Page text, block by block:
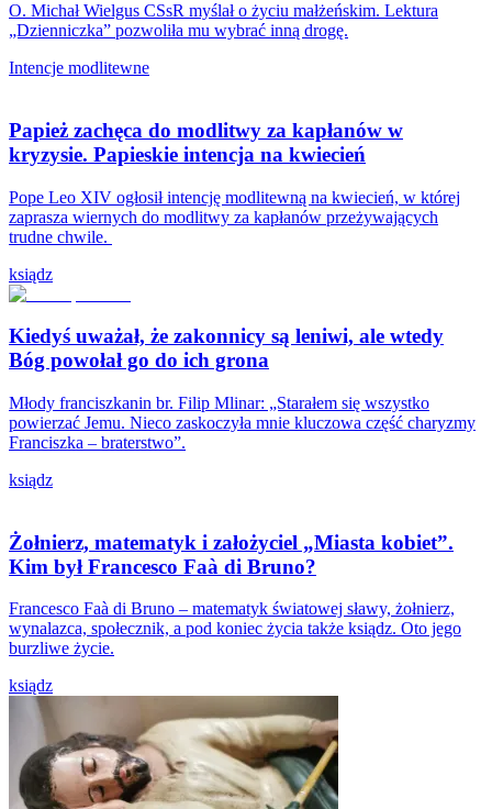
O. Michał Wielgus CSsR myślał o życiu małżeńskim. Lektura
„Dzienniczka” pozwoliła mu wybrać inną drogę.
Intencje modlitewne
Papież zachęca do modlitwy za kapłanów w
kryzysie. Papieskie intencja na kwiecień
Pope Leo XIV ogłosił intencję modlitewną na kwiecień, w której
zaprasza wiernych do modlitwy za kapłanów przeżywających
trudne chwile.
ksiądz
Kiedyś uważał, że zakonnicy są leniwi, ale wtedy
Bóg powołał go do ich grona
Młody franciszkanin br. Filip Mlinar: „Starałem się wszystko
powierzać Jemu. Nieco zaskoczyła mnie kluczowa część charyzmy
Franciszka – braterstwo”.
ksiądz
Żołnierz, matematyk i założyciel „Miasta kobiet”.
Kim był Francesco Faà di Bruno?
Francesco Faà di Bruno – matematyk światowej sławy, żołnierz,
wynalazca, społecznik, a pod koniec życia także ksiądz. Oto jego
burzliwe życie.
ksiądz